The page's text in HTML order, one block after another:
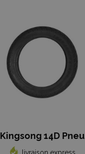
Kingsong 14D Pneu